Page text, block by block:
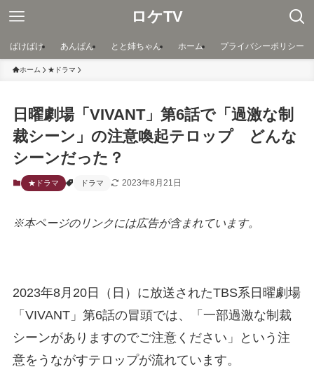
ロケTV
ばけばけ あんぱん とと姉ちゃん ホーム プライバシーポリシー
ホーム ★ドラマ
日曜劇場「VIVANT」第6話で「過激な制
裁シーン」の注意喚起テロップ どんな
シーンだった？
★ドラマ ドラマ 2023年8月21日
※本ページのリンクには広告が含まれています。
2023年8月20日（日）に放送されたTBS系日曜劇場
「VIVANT」第6話の冒頭では、「一部過激な制裁
シーンがありますのでご注意ください」という注
意をうながすテロップが流れています。